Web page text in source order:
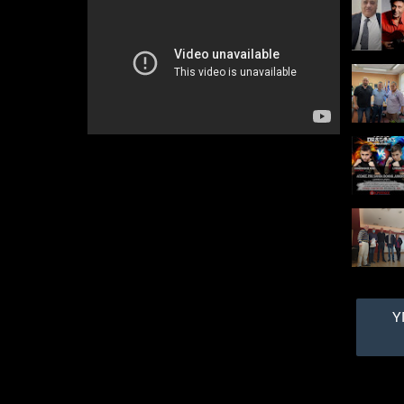
Δημοτικού Γηπέδου
Μπάσκετ στην Πεύκη -
Δήμου μας»